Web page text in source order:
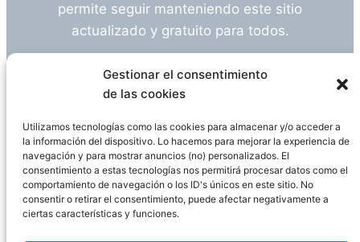
Gestionar el consentimiento
de las cookies
Utilizamos tecnologías como las cookies para almacenar y/o acceder a
la información del dispositivo. Lo hacemos para mejorar la experiencia de
navegación y para mostrar anuncios (no) personalizados. El
consentimiento a estas tecnologías nos permitirá procesar datos como el
comportamiento de navegación o los ID's únicos en este sitio. No
consentir o retirar el consentimiento, puede afectar negativamente a
ciertas características y funciones.
permite seguir manteniendo este sitio
actualizado y gratuito para todos.
¿Tienes alguna duda o sugerencia? Escríbeme
info@empleosanitarioinvestigacion.es
Descargo de Responsabilidad
Declaración de Privacidad Política de cookies